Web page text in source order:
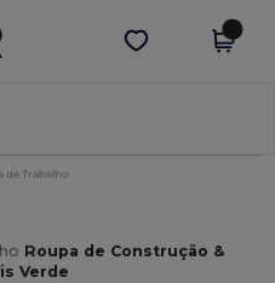
Obter app
de Trabalho
Roupa de Construção &
Verde